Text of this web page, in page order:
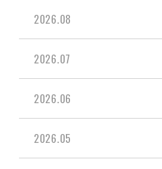
2026.08
2026.07
2026.06
2026.05